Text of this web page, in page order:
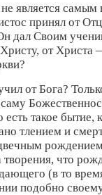
является
принял от
дал Своим
от Христа
от Бога?
саму
есть такое бытие,
тлением и
творения, что
(в то
подобно